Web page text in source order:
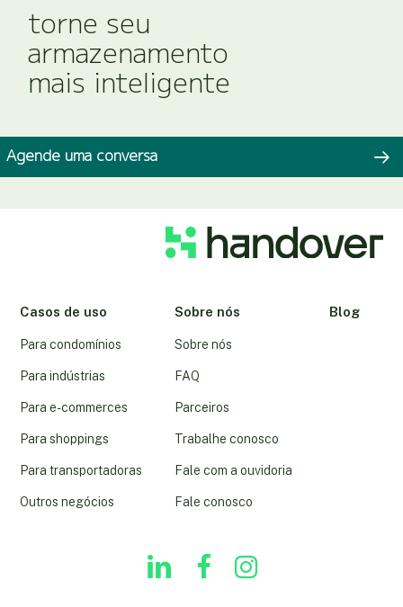
torne seu
armazenamento
mais inteligente
Agende uma conversa
Casos de uso
Para condomínios
Para indústrias
Para e-commerces
Para shoppings
Para transportadoras
Outros negócios
Sobre nós
Sobre nós
FAQ
Parceiros
Trabalhe conosco
Fale com a ouvidoria
Fale conosco
Blog
linkedin youtubeinstagram